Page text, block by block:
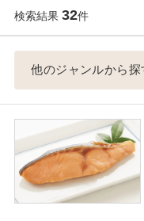
検索結果 32件
他のジャンルから探